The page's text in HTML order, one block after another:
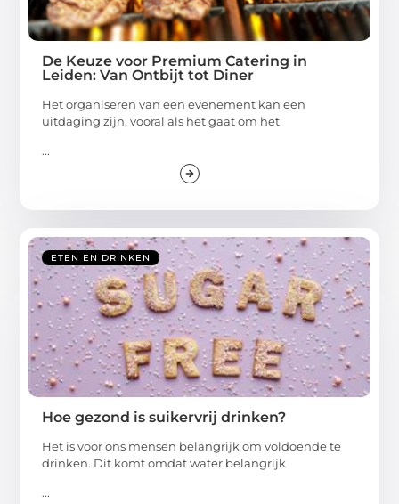
De Keuze voor Premium Catering in
Leiden: Van Ontbijt tot Diner
Het organiseren van een evenement kan een
uitdaging zijn, vooral als het gaat om het
...
ETEN EN DRINKEN
Hoe gezond is suikervrij drinken?
Het is voor ons mensen belangrijk om voldoende te
drinken. Dit komt omdat water belangrijk
...